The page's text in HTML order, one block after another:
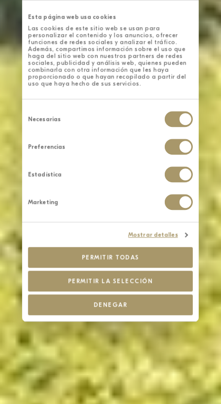
Esta página web usa cookies
Las cookies de este sitio web se usan para
personalizar el contenido y los anuncios, ofrecer
funciones de redes sociales y analizar el tráfico.
Además, compartimos información sobre el uso que
haga del sitio web con nuestros partners de redes
sociales, publicidad y análisis web, quienes pueden
combinarla con otra información que les haya
proporcionado o que hayan recopilado a partir del
uso que haya hecho de sus servicios.
de
consentimiento
Necesarias
Preferencias
Estadística
Marketing
Mostrar detalles
PERMITIR TODAS
PERMITIR LA SELECCIÓN
DENEGAR